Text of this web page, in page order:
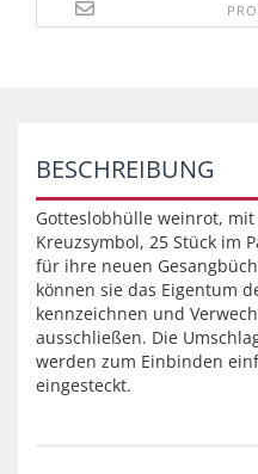
BESCHREIBUNG
Gotteslobhülle weinrot,
Kreuzsymbol, 25 Stück im
für ihre neuen
können sie das Eigentum
kennzeichnen und
ausschließen. Die
werden zum Einbinden
eingesteckt.